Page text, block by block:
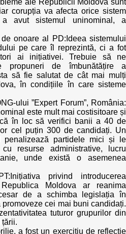
ale Republicii Moldova sunt
corupția va afecta orice sistem
avut sistemul uninominal, a
onoare al PD:Ideea sistemului
pe care îl reprezintă, ci a fot
ai inițiativei. Trebuie să ne
propuneri de îmbunătățire a
să fie salutat de cât mai mulți
în condițiile în care sisteme
ului ”Expert Forum”, România:
este mult mai costisitoare și
în loc să verifici banii a 40 de
cel puțin 300 de candidați. Un
penalizează partidele mici și le
resurse administrative, lucru
unde există o asemenea
privind introducerea
Moldova ar reanima
de a schimba legislația în
cei mai buni candidați.
tuturor grupurilor din
a fost un exercițiu de reflecție